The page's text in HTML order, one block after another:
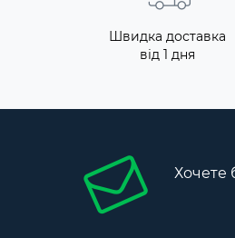
Швидка доставка
від 1 дня
Хочете